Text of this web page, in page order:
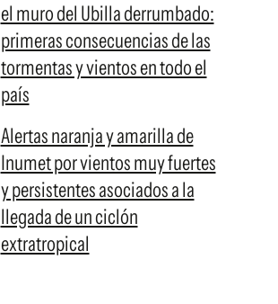
el muro del Ubilla derrumbado:
primeras consecuencias de las
tormentas y vientos en todo el
país
Alertas naranja y amarilla de
Inumet por vientos muy fuertes
y persistentes asociados a la
llegada de un ciclón
extratropical